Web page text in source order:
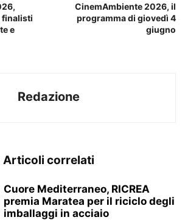
finalisti
e
CinemAmbiente 2026, il
programma di giovedì 4
giugno
Redazione
Articoli correlati
Cuore Mediterraneo, RICREA
premia Maratea per il riciclo degli
imballaggi in acciaio